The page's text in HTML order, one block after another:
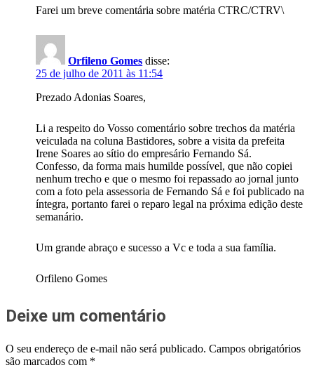
Farei um breve comentária sobre matéria CTRC/CTRV\
Orfileno Gomes disse:
25 de julho de 2011 às 11:54
Prezado Adonias Soares,
Li a respeito do Vosso comentário sobre trechos da matéria
veiculada na coluna Bastidores, sobre a visita da prefeita
Irene Soares ao sítio do empresário Fernando Sá.
Confesso, da forma mais humilde possível, que não copiei
nenhum trecho e que o mesmo foi repassado ao jornal junto
com a foto pela assessoria de Fernando Sá e foi publicado na
íntegra, portanto farei o reparo legal na próxima edição deste
semanário.
Um grande abraço e sucesso a Vc e toda a sua família.
Orfileno Gomes
Deixe um comentário
O seu endereço de e-mail não será publicado. Campos obrigatórios
são marcados com *